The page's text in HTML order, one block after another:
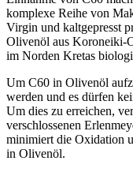
komplexe Reihe von
Virgin und kaltgepresst
Olivenöl aus Koroneiki-
im Norden Kretas
Um C60 in Olivenöl
werden und es dürfen
Um dies zu erreichen,
verschlossenen
minimiert die Oxidation
in Olivenöl.